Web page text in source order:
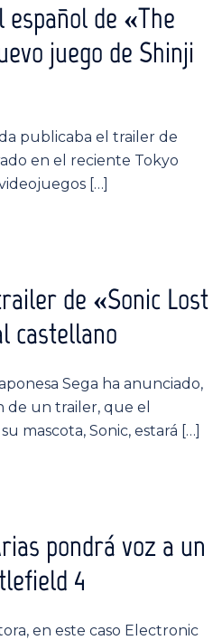
de «The
juego de Shinji
publicaba el trailer de
en el reciente Tokyo
[…]
de «Sonic Lost
castellano
Sega ha anunciado,
de un trailer, que el
mascota, Sonic, estará […]
pondrá voz a un
4
en este caso Electronic